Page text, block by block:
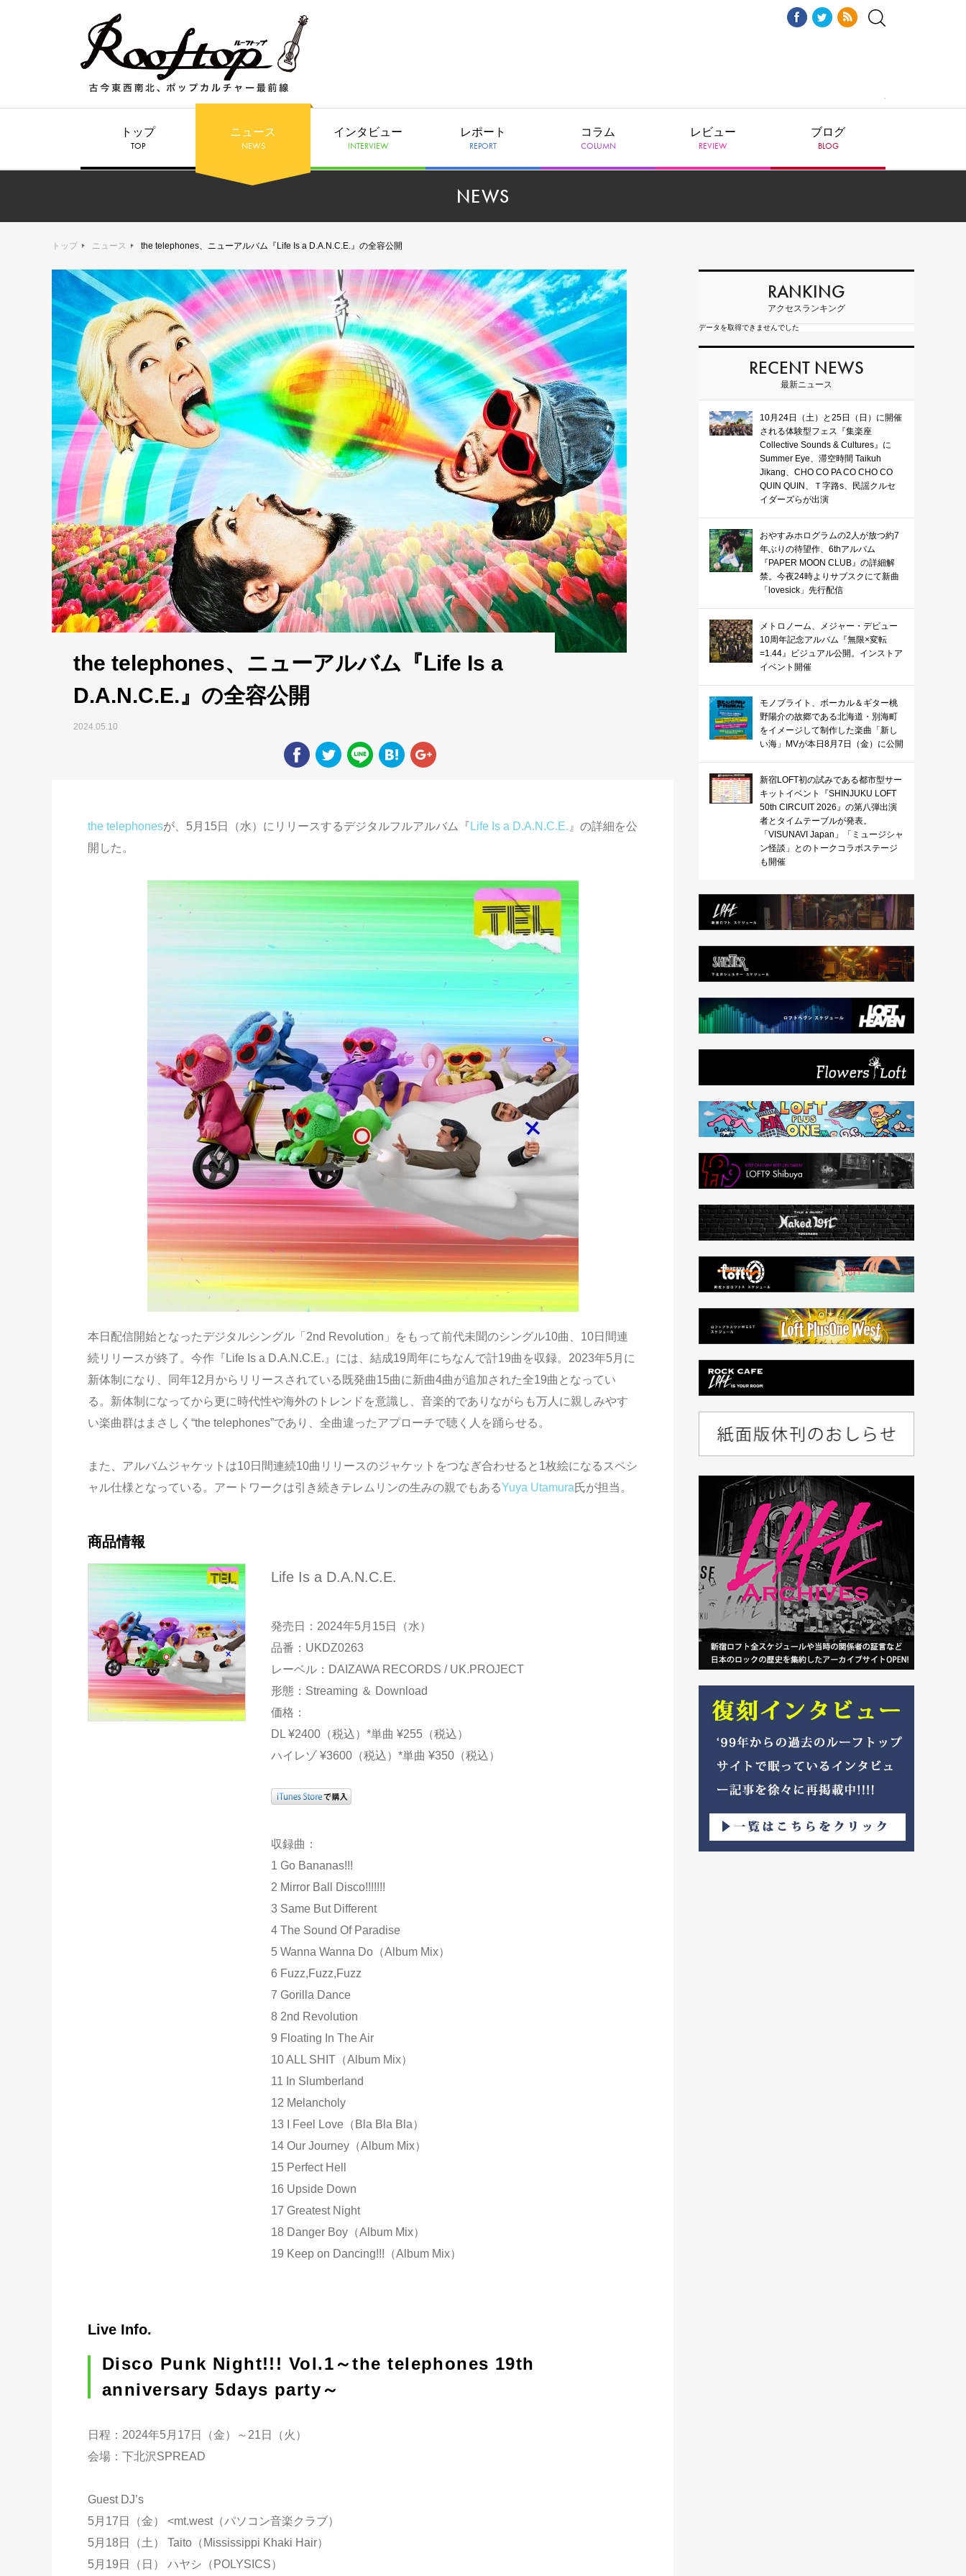
トップ
TOP
ニュース
NEWS
インタビュー
INTERVIEW
レポート
REPORT
コラム
COLUMN
レビュー
REVIEW
ブログ
BLOG
NEWS
トップ ニュース the telephones、ニューアルバム『Life Is a D.A.N.C.E.』の全容公開
the telephones、ニューアルバム『Life Is a
D.A.N.C.E.』の全容公開
2024.05.10
the telephonesが、5月15日（水）にリリースするデジタルフルアルバム『 Life Is a D.A.N.C.E. 』の詳細を公
開した。
本日配信開始となったデジタルシングル「2nd Revolution」をもって前代未聞のシングル10曲、10日間連
続リリースが終了。今作『Life Is a D.A.N.C.E.』には、結成19周年にちなんで計19曲を収録。2023年5月に
新体制になり、同年12月からリリースされている既発曲15曲に新曲4曲が追加された全19曲となってい
る。新体制になってから更に時代性や海外のトレンドを意識し、音楽的でありながらも万人に親しみやす
い楽曲群はまさしく“the telephones”であり、全曲違ったアプローチで聴く人を踊らせる。
また、アルバムジャケットは10日間連続10曲リリースのジャケットをつなぎ合わせると1枚絵になるスペシ
ャル仕様となっている。アートワークは引き続きテレムリンの生みの親でもあるYuya Utamura氏が担当。
商品情報
Life Is a D.A.N.C.E.
発売日：2024年5月15日（水）
品番：UKDZ0263
レーベル：DAIZAWA RECORDS / UK.PROJECT
形態：Streaming ＆ Download
価格：
DL ¥2400（税込）*単曲 ¥255（税込）
ハイレゾ ¥3600（税込）*単曲 ¥350（税込）
収録曲：
1 Go Bananas!!!
2 Mirror Ball Disco!!!!!!!
3 Same But Different
4 The Sound Of Paradise
5 Wanna Wanna Do（Album Mix）
6 Fuzz,Fuzz,Fuzz
7 Gorilla Dance
8 2nd Revolution
9 Floating In The Air
10 ALL SHIT（Album Mix）
11 In Slumberland
12 Melancholy
13 I Feel Love（Bla Bla Bla）
14 Our Journey（Album Mix）
15 Perfect Hell
16 Upside Down
17 Greatest Night
18 Danger Boy（Album Mix）
19 Keep on Dancing!!!（Album Mix）
Live Info.
Disco Punk Night!!! Vol.1～the telephones 19th
anniversary 5days party～
日程：2024年5月17日（金）～21日（火）
会場：下北沢SPREAD
Guest DJ’s
5月17日（金） <mt.west（パソコン音楽クラブ）
5月18日（土） Taito（Mississippi Khaki Hair）
5月19日（日） ハヤシ（POLYSICS）
RANKING
アクセスランキング
データを取得できませんでした
RECENT NEWS
最新ニュース
10月24日（土）と25日（日）に開催
される体験型フェス『集楽座
Collective Sounds & Cultures』に
Summer Eye、滞空時間 Taikuh
Jikang、CHO CO PA CO CHO CO
QUIN QUIN、Ｔ字路s、民謡クルセ
イダーズらが出演
おやすみホログラムの2人が放つ約7
年ぶりの待望作、6thアルバム
『PAPER MOON CLUB』の詳細解
禁。今夜24時よりサブスクにて新曲
「lovesick」先行配信
メトロノーム、メジャー・デビュー
10周年記念アルバム『無限×変転
=1.44』ビジュアル公開。インストア
イベント開催
モノブライト、ボーカル＆ギター桃
野陽介の故郷である北海道・別海町
をイメージして制作した楽曲「新し
い海」MVが本日8月7日（金）に公開
新宿LOFT初の試みである都市型サー
キットイベント『SHINJUKU LOFT
50th CIRCUIT 2026』の第八弾出演
者とタイムテーブルが発表。
「VISUNAVI Japan」「ミュージシャ
ン怪談」とのトークコラボステージ
も開催